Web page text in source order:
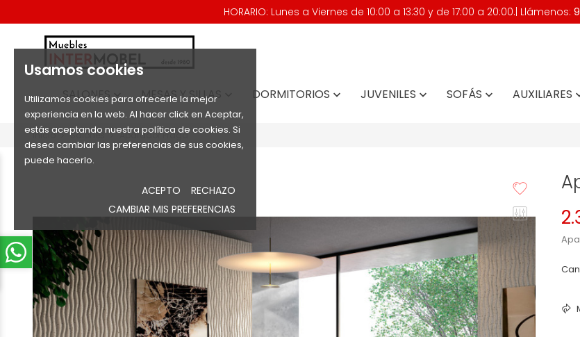
Usamos cookies
Utilizamos cookies para ofrecerle la mejor
experiencia en la web. Al hacer click en Aceptar,
estás aceptando nuestra política de cookies. Si
desea cambiar las preferencias de sus cookies,
puede hacerlo.
ACEPTO
RECHAZO
CAMBIAR MIS PREFERENCIAS
HORARIO: Lunes a Viernes de 10:00 a 13:30 y de 17:00 a 20:00.| Llámenos:
SALONES  MESAS Y SILLAS DORMITORIOS  JUVENILES  SOFÁS  AUXILIARES
Inicio Salones Aparador Praga